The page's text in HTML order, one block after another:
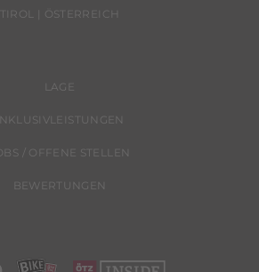
TIROL | ÖSTERREICH
LAGE
INKLUSIVLEISTUNGEN
/ OFFENE STELLEN
BEWERTUNGEN